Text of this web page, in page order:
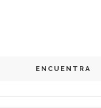
ENCUENTRA